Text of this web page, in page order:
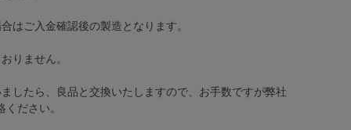
はご入金確認後の製造となります。
りません。
したら、良品と交換いたしますので、お手数ですが弊社
ださい。